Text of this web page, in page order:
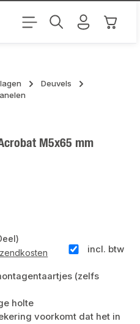
Deuvels
M5x65 mm
incl. btw
(zelfs
holte
voorkomt dat het in